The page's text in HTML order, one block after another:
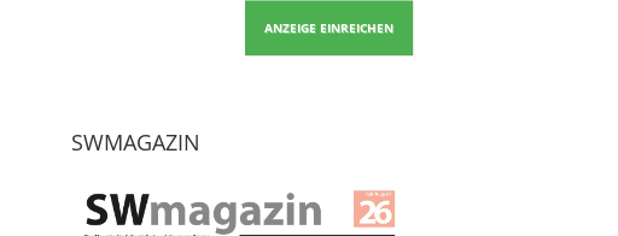
ANZEIGE EINREICHEN
SWMAGAZIN